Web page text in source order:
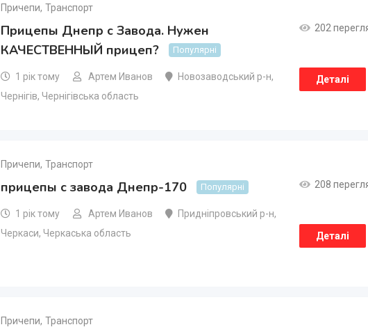
Причепи, Транспорт
Прицепы Днепр с Завода. Нужен
КАЧЕСТВЕННЫЙ прицеп?
Популярні
1 рік тому Артем Иванов Новозаводський р-н,
Чернігів, Чернігівська область
202
Деталі
Причепи, Транспорт
прицепы с завода Днепр-170 Популярні
1 рік тому Артем Иванов Придніпровський р-н,
Черкаси, Черкаська область
208
Деталі
Причепи, Транспорт